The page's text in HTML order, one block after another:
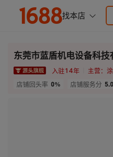
东莞市蓝盾机电设备科技
入驻14年 主营：
店铺回头率 0% 店铺服务分 5.0